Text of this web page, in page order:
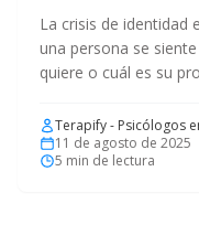
La crisis de identidad
una persona se
quiere o cuál es su
Terapify - Psicólogos
11 de agosto de 2025
5 min de lectura